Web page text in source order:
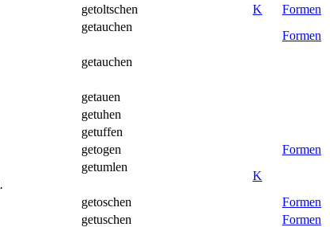
getoltschen K
Formen
getauchen
Formen
getauchen
getauen
getuhen
getuffen
getogen
Formen
getumlen
K
getoschen
Formen
getuschen
Formen